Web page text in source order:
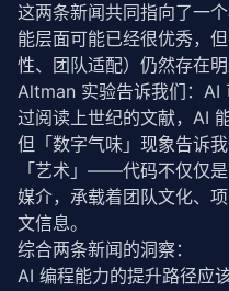
这两条新闻共同指向了一
能层面可能已经很优秀，
性、团队适配）仍然存在明
Altman 实验告诉我们：
过阅读上世纪的文献，AI
但「数字气味」现象告诉
「艺术」——代码不仅仅
媒介，承载着团队文化、
文信息。
综合两条新闻的洞察：
AI 编程能力的提升路径应